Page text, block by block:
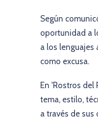
Según
oportunidad a
a los lenguajes
como excusa.
En 'Rostros
tema, estilo,
a través de